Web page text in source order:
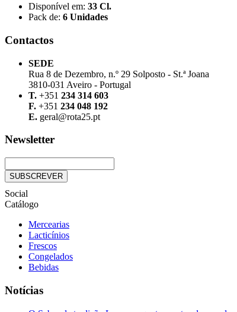
Disponível em: 33 Cl.
Pack de: 6 Unidades
Contactos
SEDE
Rua 8 de Dezembro, n.º 29 Solposto - St.ª Joana
3810-031 Aveiro - Portugal
T. +351 234 314 603
F. +351 234 048 192
E. geral@rota25.pt
Newsletter
Social
Catálogo
Mercearias
Lacticínios
Frescos
Congelados
Bebidas
Notícias